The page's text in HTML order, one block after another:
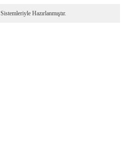
Sistemleriyle Hazırlanmıştır.